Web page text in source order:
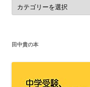
テ
ゴ
田中貴の本